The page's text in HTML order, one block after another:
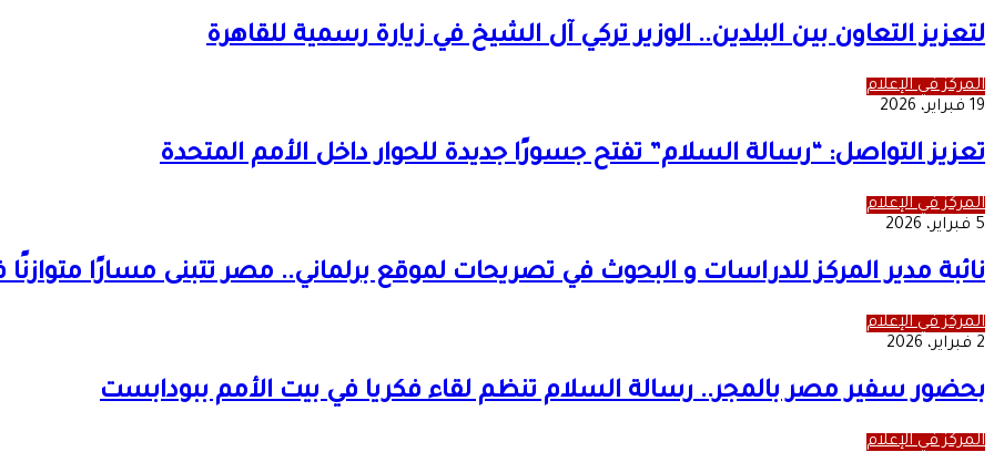
لتعزيز التعاون بين البلدين.. الوزير تركي آل الشيخ في زيارة رسمية للقاهرة
المركز في الإعلام
19 فبراير، 2026
تعزيز التواصل: “رسالة السلام” تفتح جسورًا جديدة للحوار داخل الأمم المتحدة
المركز في الإعلام
5 فبراير، 2026
نائبة مدير المركز للدراسات و البحوث في تصريحات لموقع برلماني.. مصر تتبنى مسارًا
المركز في الإعلام
2 فبراير، 2026
بحضور سفير مصر بالمجر.. رسالة السلام تنظم لقاء فكريا في بيت الأمم ببودابست
المركز في الإعلام